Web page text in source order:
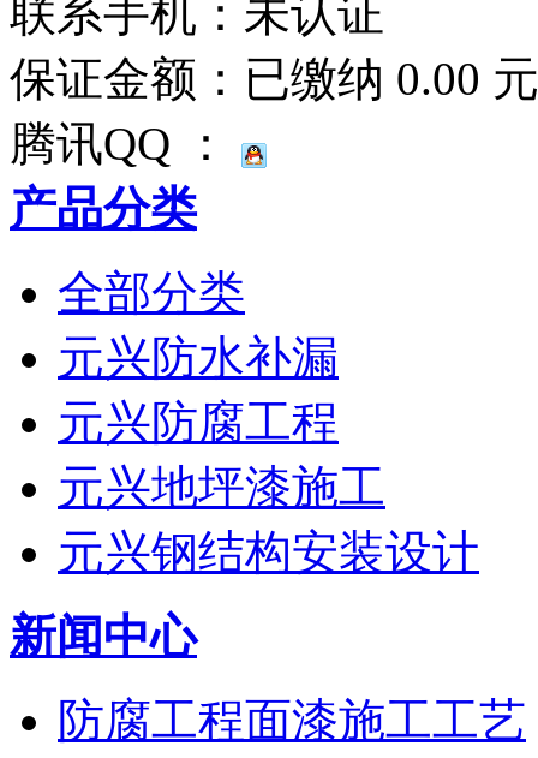
联系手机： 未认证
保证金额： 已缴纳 0.00 元
腾讯QQ ：
产品分类
全部分类
元兴防水补漏
元兴防腐工程
元兴地坪漆施工
元兴钢结构安装设计
新闻中心
防腐工程面漆施工工艺